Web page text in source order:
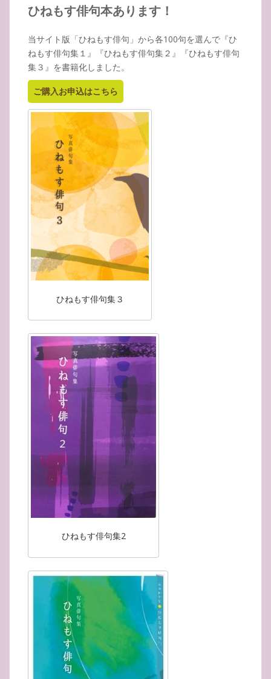
イ
ひねもす俳句本あります！
当サイト版「ひねもす俳句」から各100句を選んで『ひ
ねもす俳句集１』『ひねもす俳句集２』『ひねもす俳句
集３』を書籍化しました。
ご購入お申込はこちら
ひねもす俳句集３
ひねもす俳句集2